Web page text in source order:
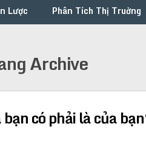
Lược Phân Tích Thị Truờng
Archive
có phải là của